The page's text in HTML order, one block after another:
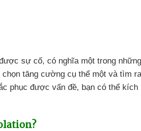
sự cố, có nghĩa một trong
tăng cường cụ thể một và tìm
phục được vấn đề, bạn có thể kích